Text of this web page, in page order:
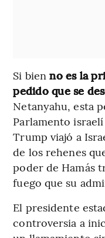
Si bien no es la
pedido que se
Netanyahu, esta
Parlamento
Trump viajó a
de los rehenes
poder de Hamás
fuego que su
El presidente
controversia a